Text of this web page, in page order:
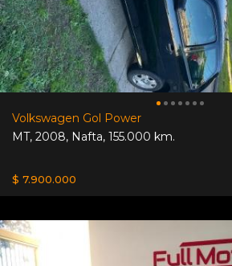
Volkswagen Gol Power
MT, 2008, Nafta, 155.000 km.
$ 7.900.000